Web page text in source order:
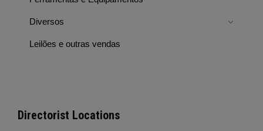
Diversos
Leilões e outras vendas
Directorist Locations